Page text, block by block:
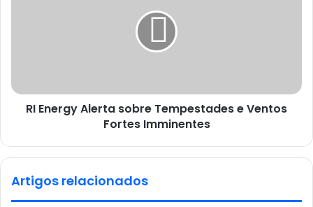
RI Energy Alerta sobre Tempestades e Ventos
Fortes Imminentes
Artigos relacionados